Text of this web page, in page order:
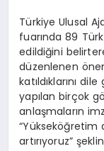
Türkiye Ulusal
fuarında 89
edildiğini
düzenlenen
katıldıklarını
yapılan birçok
anlaşmaların
“Yükseköğretim
artırıyoruz”